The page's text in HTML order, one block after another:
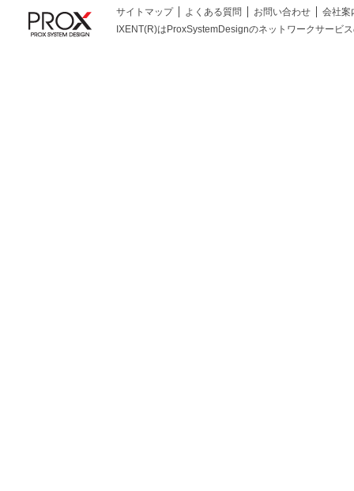
サイトマップ よくある質問 お問い合わせ
会社案
IXENT(R)はProxSystemDesignのネットワークサービ